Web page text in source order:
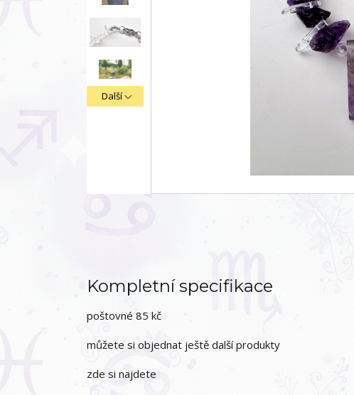
Další
Kompletní specifikace
poštovné 85 kč
můžete si objednat ještě další produkty
zde si najdete